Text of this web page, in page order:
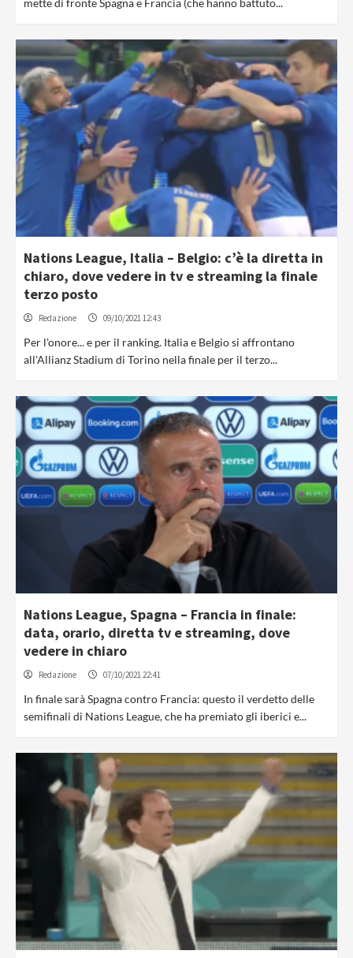
mette di fronte Spagna e Francia (che hanno battuto...
Nations League, Italia – Belgio: c’è la diretta in
chiaro, dove vedere in tv e streaming la finale
terzo posto
Redazione 09/10/2021 12:43
Per l'onore... e per il ranking. Italia e Belgio si affrontano
all'Allianz Stadium di Torino nella finale per il terzo...
Nations League, Spagna – Francia in finale:
data, orario, diretta tv e streaming, dove
vedere in chiaro
Redazione 07/10/2021 22:41
In finale sarà Spagna contro Francia: questo il verdetto delle
semifinali di Nations League, che ha premiato gli iberici e...